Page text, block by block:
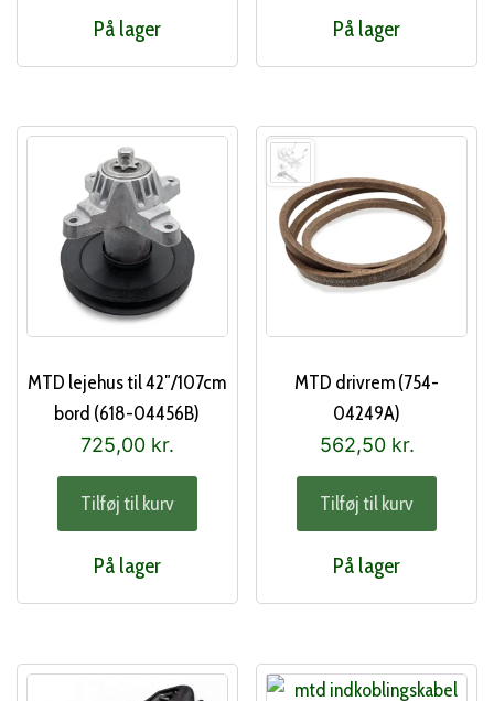
På lager På lager
MTD lejehus til 42″/107cm
bord (618-04456B)
725,00 kr.
Tilføj til kurv
På lager
MTD drivrem (754-
04249A)
562,50 kr.
Tilføj til kurv
På lager